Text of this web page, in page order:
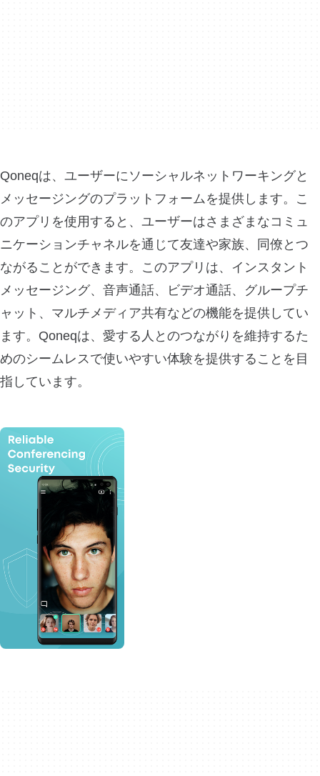
Qoneqは、ユーザーにソーシャルネットワーキングと
メッセージングのプラットフォームを提供します。こ
のアプリを使用すると、ユーザーはさまざまなコミュ
ニケーションチャネルを通じて友達や家族、同僚とつ
ながることができます。このアプリは、インスタント
メッセージング、音声通話、ビデオ通話、グループチ
ャット、マルチメディア共有などの機能を提供してい
ます。Qoneqは、愛する人とのつながりを維持するた
めのシームレスで使いやすい体験を提供することを目
指しています。